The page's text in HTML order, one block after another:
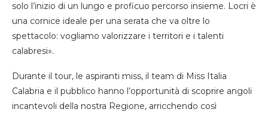
solo l’inizio di un lungo e proficuo percorso insieme. Locri è
una cornice ideale per una serata che va oltre lo
spettacolo: vogliamo valorizzare i territori e i talenti
calabresi».
Durante il tour, le aspiranti miss, il team di Miss Italia
Calabria e il pubblico hanno l’opportunità di scoprire angoli
incantevoli della nostra Regione, arricchendo così